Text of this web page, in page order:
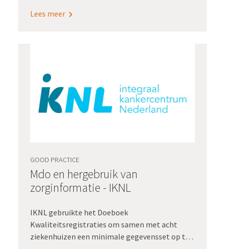
afgestemd op het zorgpad van de
Lees meer
GOOD PRACTICE
Mdo en hergebruik van
zorginformatie - IKNL
IKNL gebruikte het Doeboek
Kwaliteitsregistraties om samen met acht
ziekenhuizen een minimale gegevensset op te